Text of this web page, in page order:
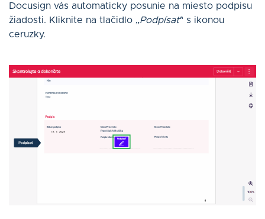
Docusign vás automaticky posunie na miesto podpisu
žiadosti. Kliknite na tlačidlo „Podpísať“ s ikonou
ceruzky.